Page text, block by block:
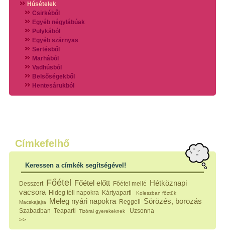
Húsételek
Csirkéből
Egyéb négylábúak
Pulykából
Egyéb szárnyas
Sertésből
Marhából
Vadhúsból
Belsőségekből
Hentesárukból
Vadszárnyasokból
Köretek
Klasszikus főzelékek
Zöldséges ételek
Hidegkonyhai készítmények
Főtt tészták
Zsiradékban sült tészták
Sütőben sült tészták
Mártások
Címkefelhő
Keressen a címkék segítségével!
Desszert Főétel Főétel előtt Főétel mellé Hétköznapi
vacsora Hideg téli napokra Kártyaparti
Koleszban főztük
Macskajajra
Meleg nyári napokra Reggeli Sörözés, borozás
Szabadban Teaparti Tizórai gyerekeknek
Uzsonna
>>